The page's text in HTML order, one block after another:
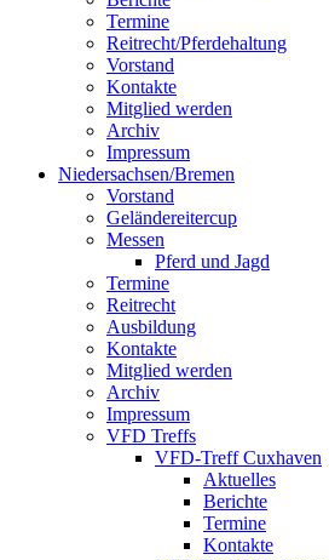
Termine
Reitrecht/Pferdehaltung
Vorstand
Kontakte
Mitglied werden
Archiv
Impressum
Niedersachsen/Bremen
Vorstand
Geländereitercup
Messen
Pferd und Jagd
Termine
Reitrecht
Ausbildung
Kontakte
Mitglied werden
Archiv
Impressum
VFD Treffs
VFD-Treff Cuxhaven
Aktuelles
Berichte
Termine
Kontakte